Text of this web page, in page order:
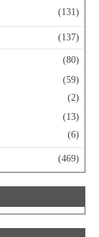
(131)
(137)
(80)
(59)
(2)
(13)
(6)
(469)